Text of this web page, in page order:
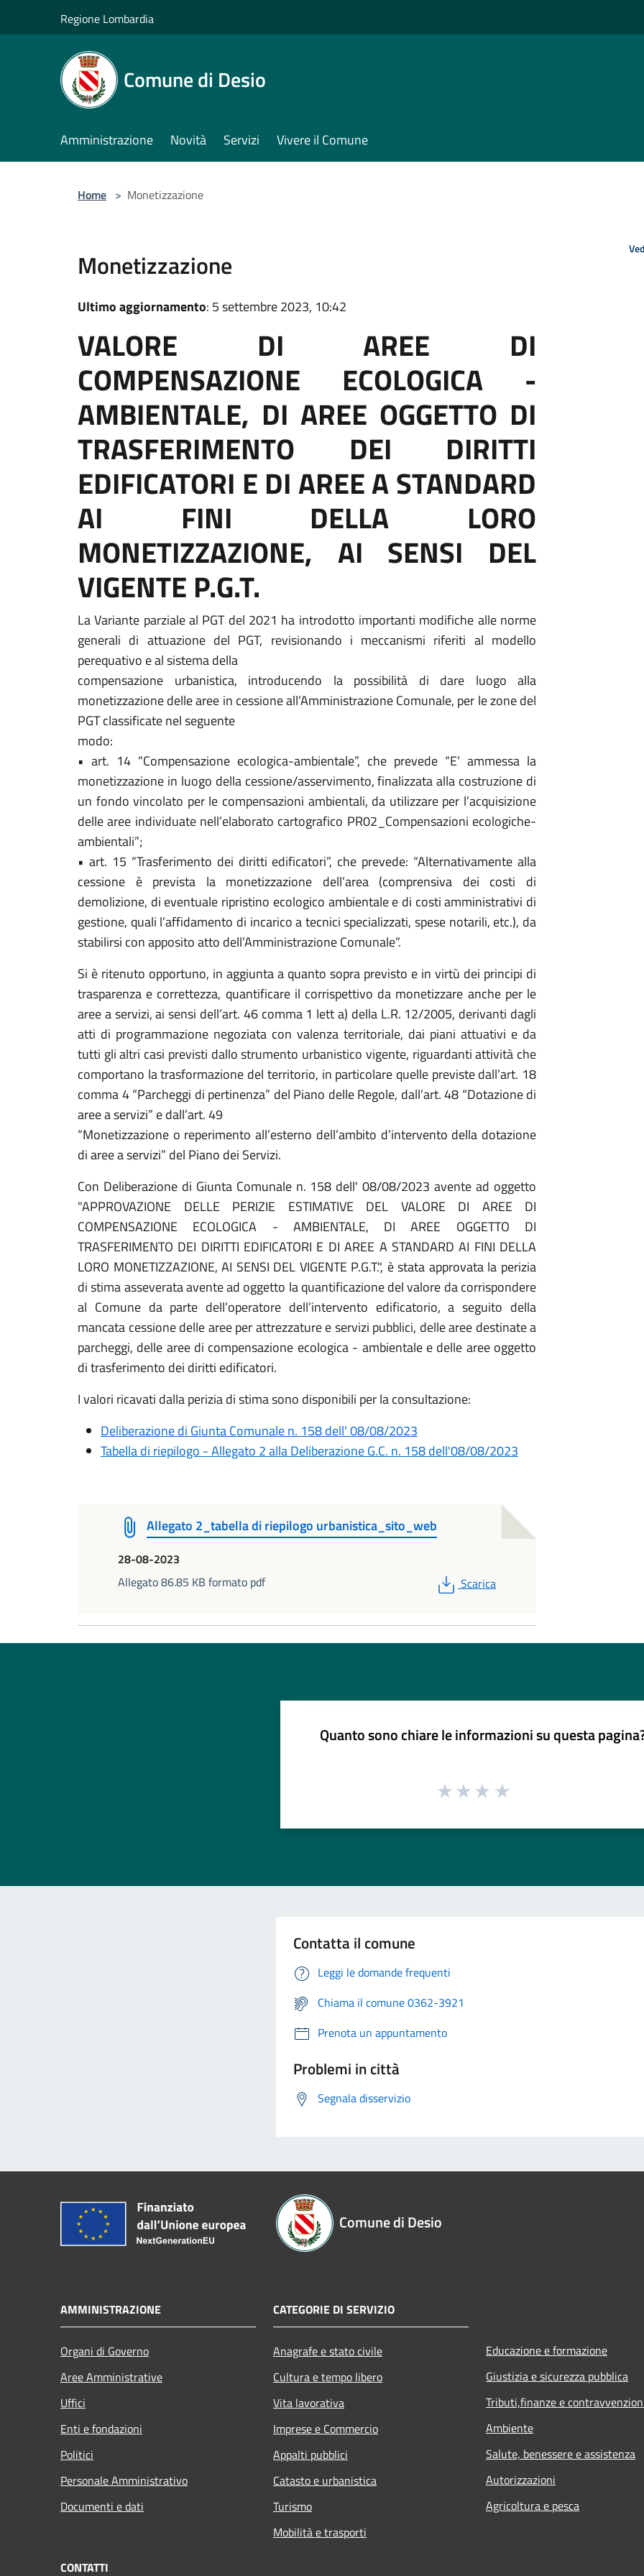
Regione Lombardia
Comune di Desio
Amministrazione Novità Servizi Vivere il Comune
Home > Monetizzazione
Monetizzazione
Ultimo aggiornamento: 5 settembre 2023, 10:42
VALORE DI AREE DI
COMPENSAZIONE ECOLOGICA -
AMBIENTALE, DI AREE OGGETTO DI
TRASFERIMENTO DEI DIRITTI
EDIFICATORI E DI AREE A STANDARD
AI FINI DELLA LORO
MONETIZZAZIONE, AI SENSI DEL
VIGENTE P.G.T.
La Variante parziale al PGT del 2021 ha introdotto importanti modifiche alle norme
generali di attuazione del PGT, revisionando i meccanismi riferiti al modello
perequativo e al sistema della
compensazione urbanistica, introducendo la possibilità di dare luogo alla
monetizzazione delle aree in cessione all’Amministrazione Comunale, per le zone del
PGT classificate nel seguente
modo:
• art. 14 “Compensazione ecologica-ambientale”, che prevede “E’ ammessa la
monetizzazione in luogo della cessione/asservimento, finalizzata alla costruzione di
un fondo vincolato per le compensazioni ambientali, da utilizzare per l’acquisizione
delle aree individuate nell’elaborato cartografico PR02_Compensazioni ecologiche-
ambientali”;
• art. 15 “Trasferimento dei diritti edificatori”, che prevede: “Alternativamente alla
cessione è prevista la monetizzazione dell’area (comprensiva dei costi di
demolizione, di eventuale ripristino ecologico ambientale e di costi amministrativi di
gestione, quali l’affidamento di incarico a tecnici specializzati, spese notarili, etc.), da
stabilirsi con apposito atto dell’Amministrazione Comunale”.
Si è ritenuto opportuno, in aggiunta a quanto sopra previsto e in virtù dei principi di
trasparenza e correttezza, quantificare il corrispettivo da monetizzare anche per le
aree a servizi, ai sensi dell’art. 46 comma 1 lett a) della L.R. 12/2005, derivanti dagli
atti di programmazione negoziata con valenza territoriale, dai piani attuativi e da
tutti gli altri casi previsti dallo strumento urbanistico vigente, riguardanti attività che
comportano la trasformazione del territorio, in particolare quelle previste dall’art. 18
comma 4 “Parcheggi di pertinenza” del Piano delle Regole, dall’art. 48 “Dotazione di
aree a servizi” e dall’art. 49
“Monetizzazione o reperimento all’esterno dell’ambito d’intervento della dotazione
di aree a servizi” del Piano dei Servizi.
Con Deliberazione di Giunta Comunale n. 158 dell' 08/08/2023 avente ad oggetto
"APPROVAZIONE DELLE PERIZIE ESTIMATIVE DEL VALORE DI AREE DI
COMPENSAZIONE ECOLOGICA - AMBIENTALE, DI AREE OGGETTO DI
TRASFERIMENTO DEI DIRITTI EDIFICATORI E DI AREE A STANDARD AI FINI DELLA
LORO MONETIZZAZIONE, AI SENSI DEL VIGENTE P.G.T.", è stata approvata la perizia
di stima asseverata avente ad oggetto la quantificazione del valore da corrispondere
al Comune da parte dell’operatore dell’intervento edificatorio, a seguito della
mancata cessione delle aree per attrezzature e servizi pubblici, delle aree destinate a
parcheggi, delle aree di compensazione ecologica - ambientale e delle aree oggetto
di trasferimento dei diritti edificatori.
I valori ricavati dalla perizia di stima sono disponibili per la consultazione:
Deliberazione di Giunta Comunale n. 158 dell' 08/08/2023
Tabella di riepilogo - Allegato 2 alla Deliberazione G.C. n. 158 dell'08/08/2023
Allegato 2_tabella di riepilogo urbanistica_sito_web
28-08-2023
Allegato 86.85 KB formato pdf
PDF
Scarica
Quanto sono chiare le informazioni su questa
Contatta il comune
Leggi le domande frequenti
Chiama il comune 0362-3921
Prenota un appuntamento
Problemi in città
Segnala disservizio
Comune di Desio
AMMINISTRAZIONE
Organi di Governo
Aree Amministrative
Uffici
Enti e fondazioni
Politici
Personale Amministrativo
Documenti e dati
CATEGORIE DI SERVIZIO
Anagrafe e stato civile
Cultura e tempo libero
Vita lavorativa
Imprese e Commercio
Appalti pubblici
Catasto e urbanistica
Turismo
Mobilità e trasporti
Educazione e formazione
Giustizia e sicurezza pubblica
Tributi,finanze e
Ambiente
Salute, benessere e assistenza
Autorizzazioni
Agricoltura e pesca
CONTATTI